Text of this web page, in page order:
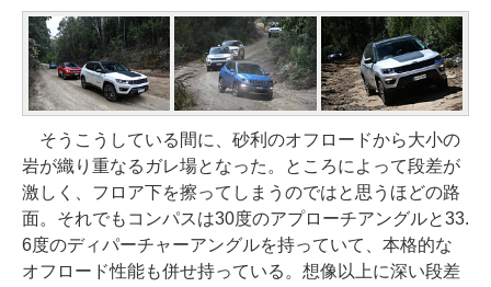
そうこうしている間に、砂利のオフロードから大小の
岩が織り重なるガレ場となった。ところによって段差が
激しく、フロア下を擦ってしまうのではと思うほどの路
面。それでもコンパスは30度のアプローチアングルと33.
6度のディパーチャーアングルを持っていて、本格的な
オフロード性能も併せ持っている。想像以上に深い段差